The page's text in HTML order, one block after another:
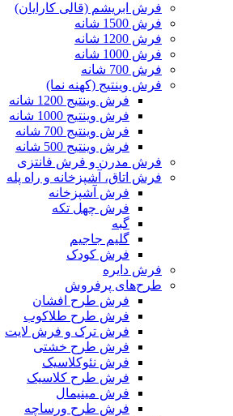
فرش ابریشم (قالی کارایان)
فرش 1500 شانه
فرش 1200 شانه
فرش 1000 شانه
فرش 700 شانه
فرش وینتیج (کهنه نما)
فرش وینتیج 1200 شانه
فرش وینتیج 1000 شانه
فرش وینتیج 700 شانه
فرش وینتیج 500 شانه
فرش مدرن و فرش فانتزی
فرش اتاق، آشپزخانه و راه پله
فرش آشپزخانه
فرش چهل تکه
گبه
گلیم جاجیم
فرش کودک
فرش دایره
طرح‌های پرفروش
فرش طرح افشان
فرش طرح طلاکوب
فرش ترک و فرش لایت
فرش طرح خشتی
فرش نئوکلاسیک
فرش طرح کلاسیک
فرش مینیمال
فرش طرح ورساچه